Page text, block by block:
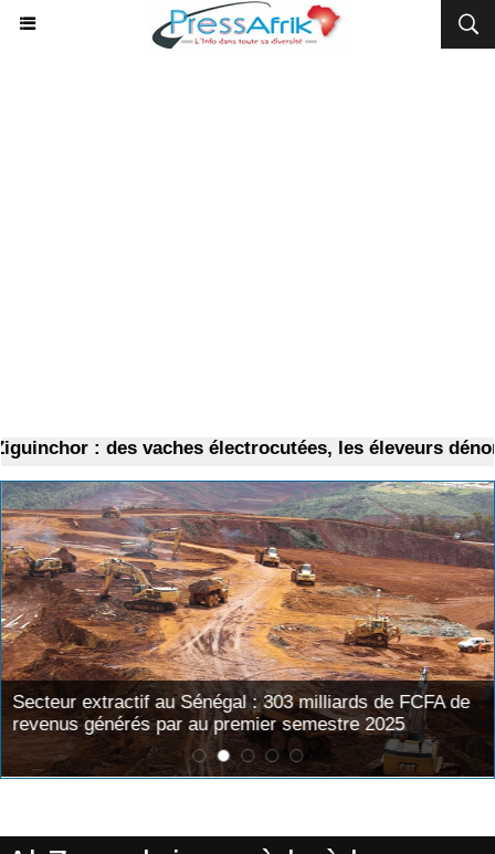
: des vaches électrocutées, les éleveurs
​Secteur extractif au Sénégal : 303 milliards de FCFA de
revenus générés par au premier semestre 2025